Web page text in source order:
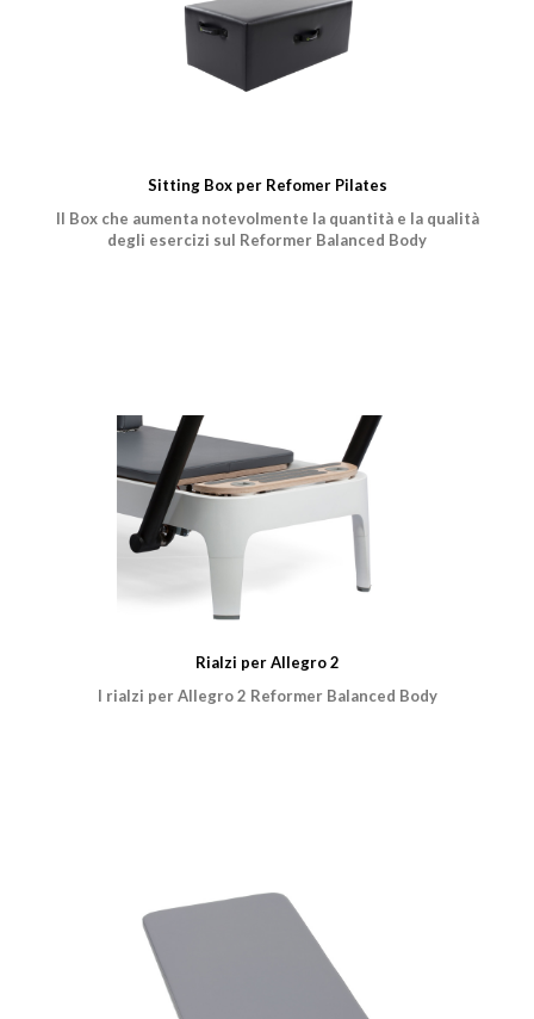
Sitting Box per Refomer Pilates
Il Box che aumenta notevolmente la quantità e la qualità
degli esercizi sul Reformer Balanced Body
Rialzi per Allegro 2
I rialzi per Allegro 2 Reformer Balanced Body